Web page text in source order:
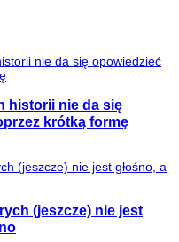
historii nie da się
krótką formę
(jeszcze) nie jest